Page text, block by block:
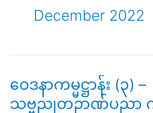
December 2022
ဝေဒနာကမ္မဋ္ဌာန်း (၃) –
သဗ္ဗညုတဉာဏ်ပညာ